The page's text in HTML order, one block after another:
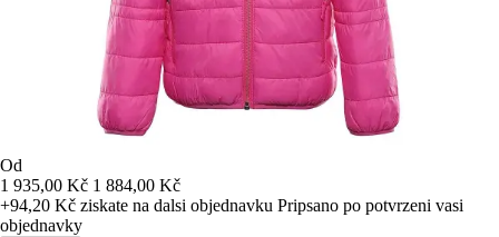
Od
1 935,00 Kč 1 884,00 Kč
+94,20 Kč ziskate na dalsi objednavku Pripsano po potvrzeni vasi
objednavky